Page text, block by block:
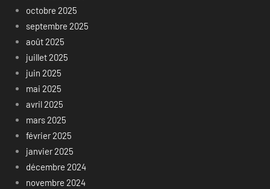
octobre 2025
septembre 2025
août 2025
juillet 2025
juin 2025
mai 2025
avril 2025
mars 2025
février 2025
janvier 2025
décembre 2024
novembre 2024